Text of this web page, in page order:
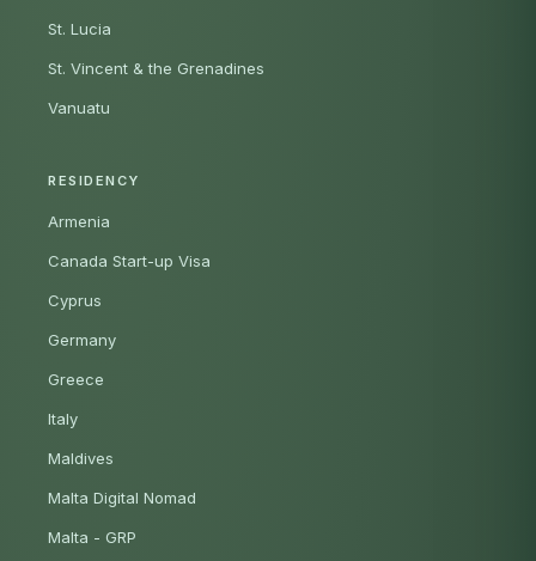
St. Lucia
St. Vincent & the Grenadines
Vanuatu
RESIDENCY
Armenia
Canada Start-up Visa
Cyprus
Germany
Greece
Italy
Maldives
Malta Digital Nomad
Malta - GRP